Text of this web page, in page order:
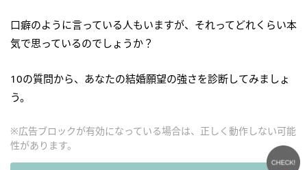
口癖のように言っている人もいますが、それってどれくらい本
気で思っているのでしょうか？
10の質問から、あなたの結婚願望の強さを診断してみましょ
う。
※広告ブロックが有効になっている場合は、正しく動作しない可能
性があります。